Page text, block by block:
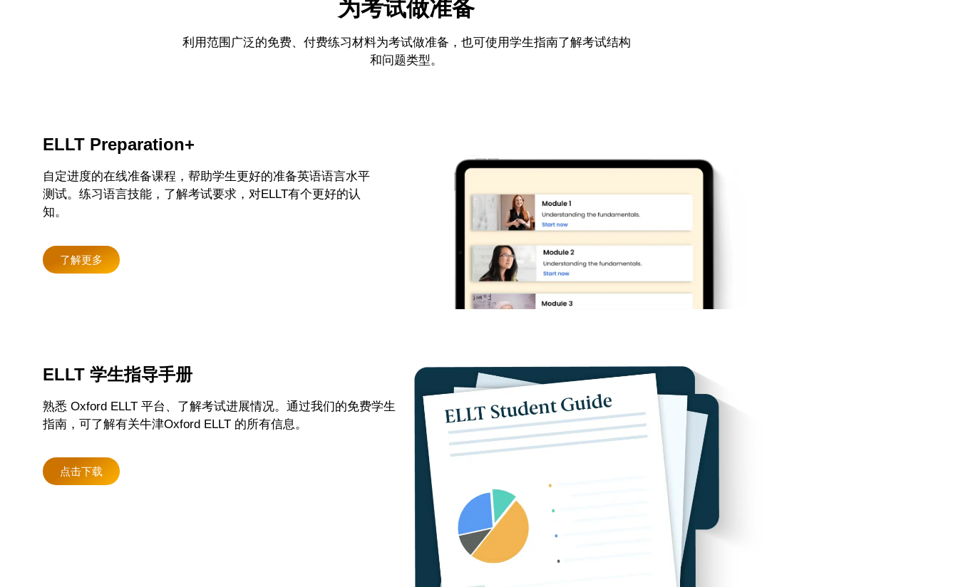
为考试做准备
利用范围广泛的免费、付费练习材料为考试做准备，也可使用学生指南了解考试结构
和问题类型。
ELLT Preparation+
自定进度的在线准备课程，帮助学生更好的准备英语语言水平
测试。练习语言技能，了解考试要求，对ELLT有个更好的认
知。
了解更多
ELLT 学生指导手册
熟悉 Oxford ELLT 平台、了解考试进展情况。通过我们的免费学生
指南，可了解有关牛津Oxford ELLT 的所有信息。
点击下载